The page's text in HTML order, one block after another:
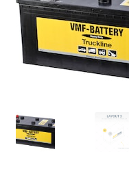
CAMPER
VRACHTWAGEN
LADERS & ACCESSOIRES